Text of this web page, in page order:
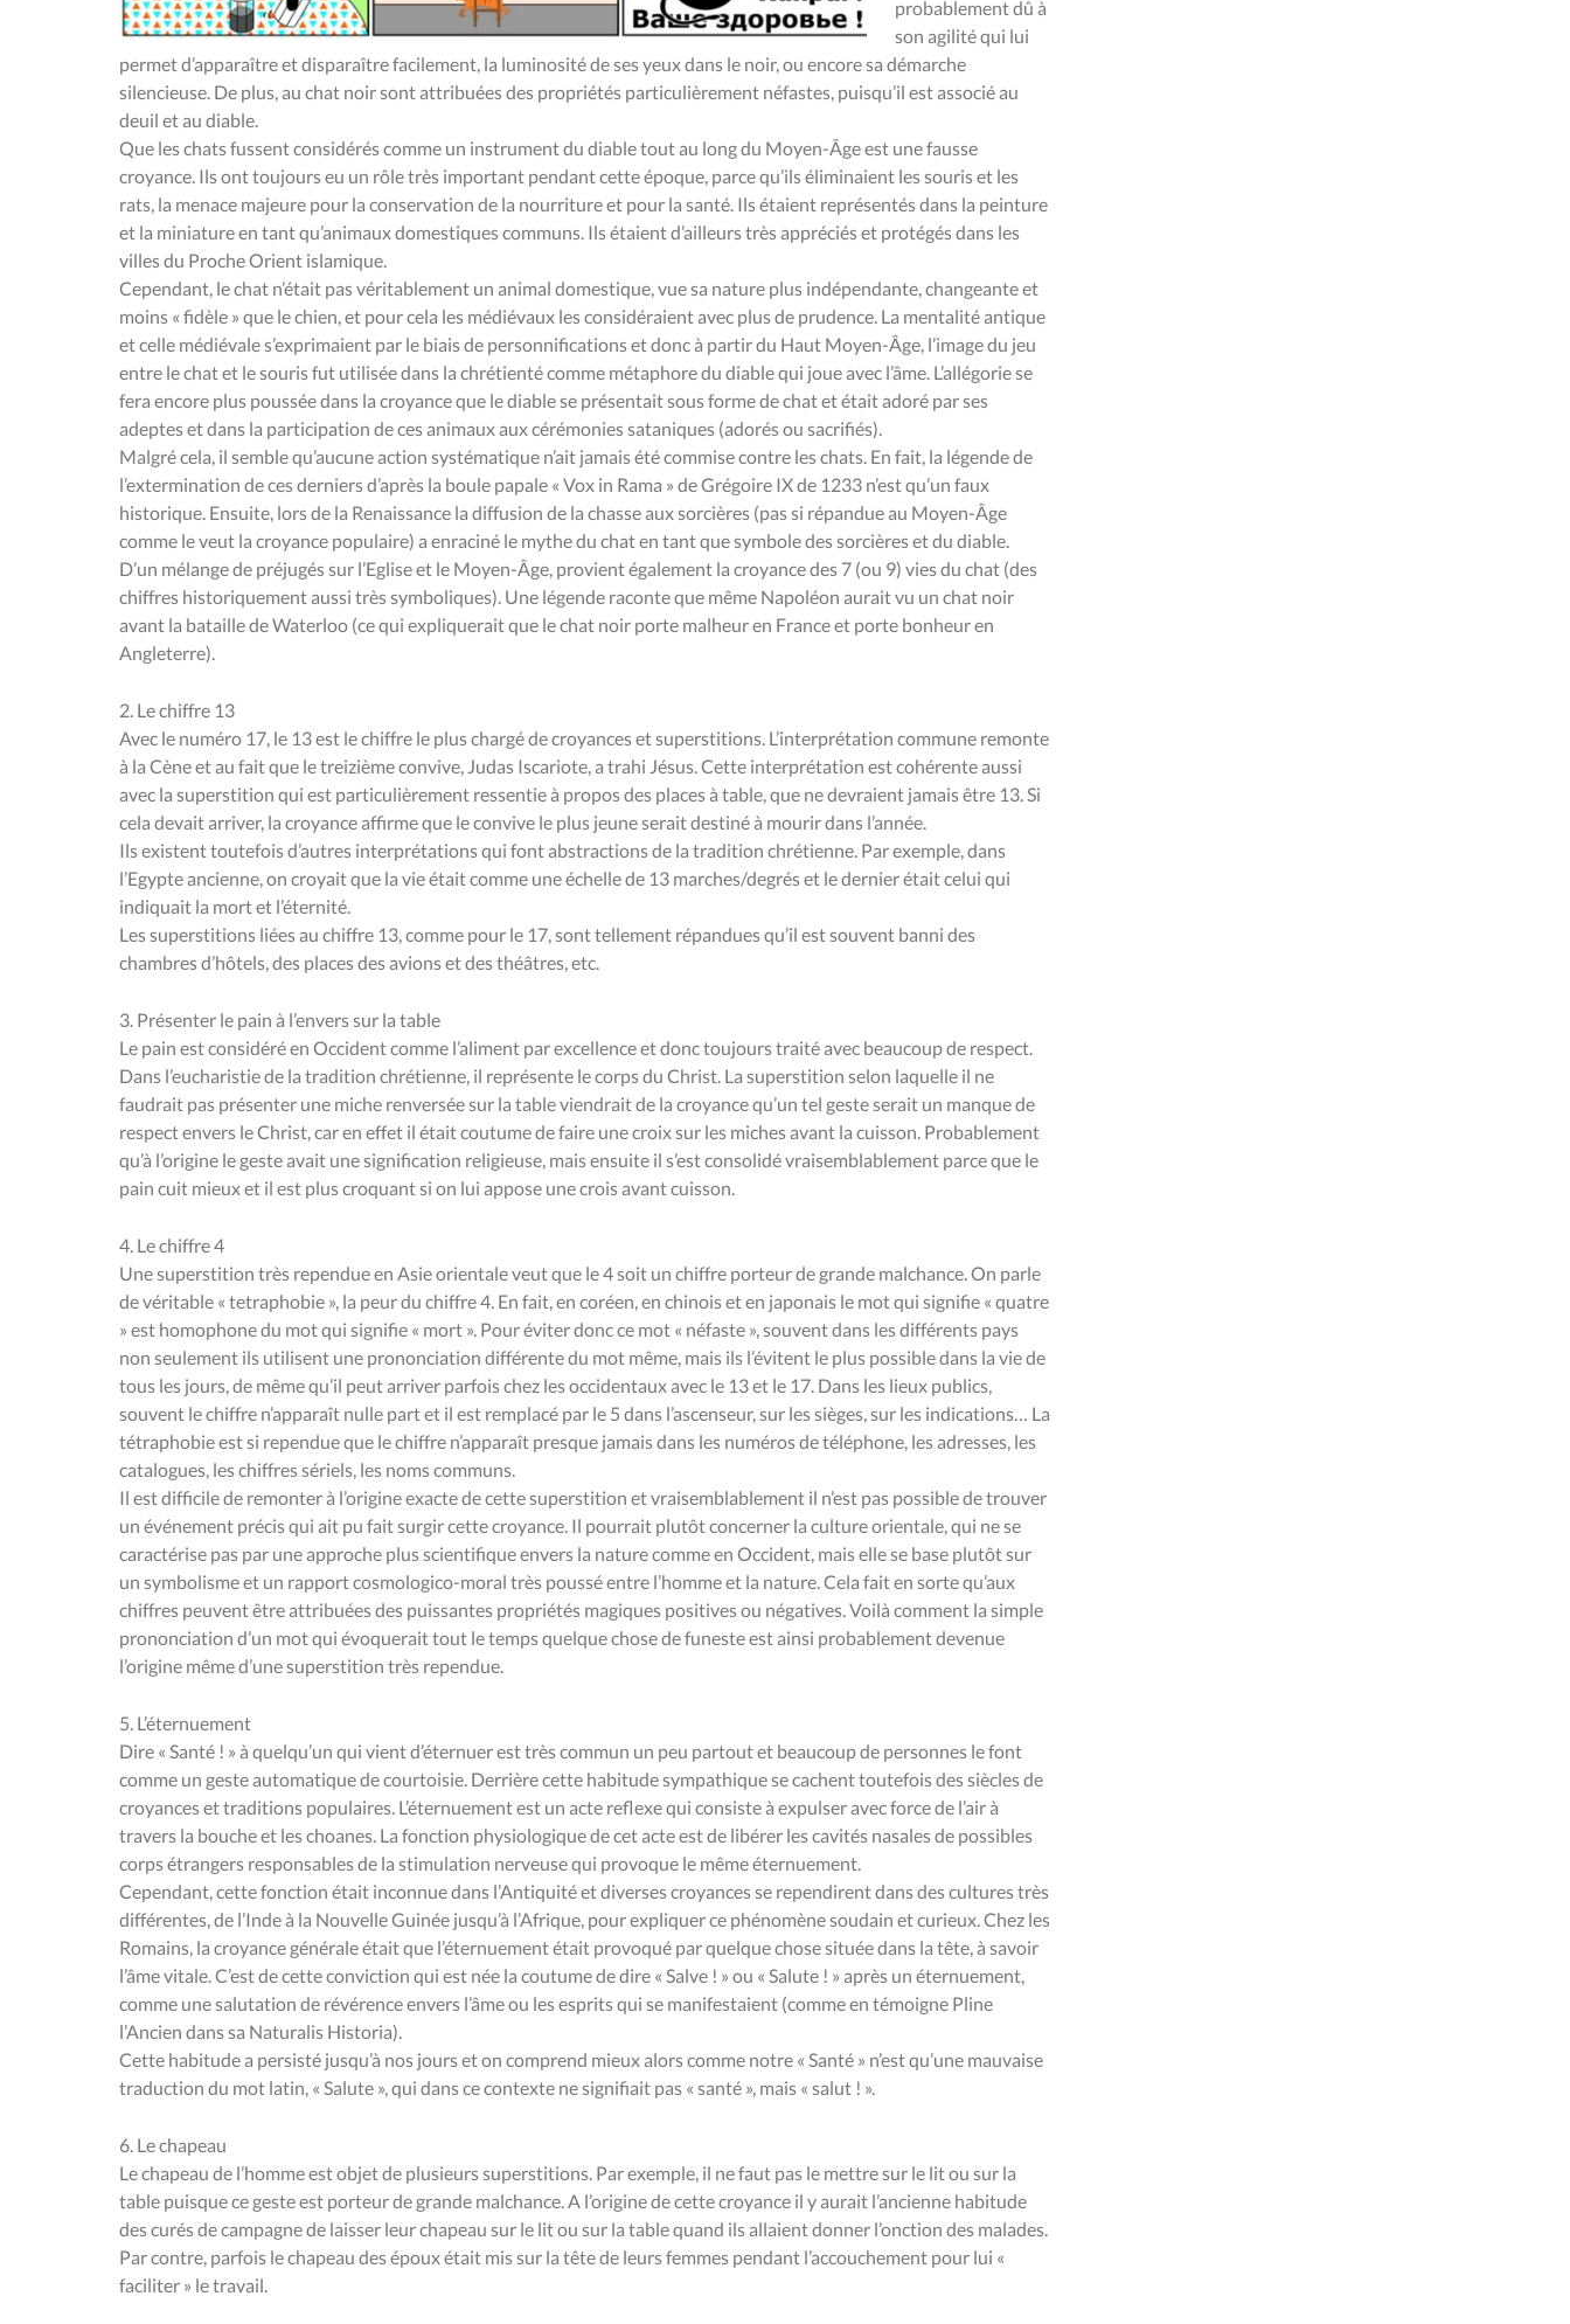
probablement dû à
son agilité qui lui
permet d’apparaître et disparaître facilement, la luminosité de ses yeux dans le noir, ou encore sa démarche
silencieuse. De plus, au chat noir sont attribuées des propriétés particulièrement néfastes, puisqu’il est associé au
deuil et au diable.
Que les chats fussent considérés comme un instrument du diable tout au long du Moyen-Âge est une fausse
croyance. Ils ont toujours eu un rôle très important pendant cette époque, parce qu’ils éliminaient les souris et les
rats, la menace majeure pour la conservation de la nourriture et pour la santé. Ils étaient représentés dans la peinture
et la miniature en tant qu’animaux domestiques communs. Ils étaient d’ailleurs très appréciés et protégés dans les
villes du Proche Orient islamique.
Cependant, le chat n’était pas véritablement un animal domestique, vue sa nature plus indépendante, changeante et
moins « fidèle » que le chien, et pour cela les médiévaux les considéraient avec plus de prudence. La mentalité antique
et celle médiévale s’exprimaient par le biais de personnifications et donc à partir du Haut Moyen-Âge, l’image du jeu
entre le chat et le souris fut utilisée dans la chrétienté comme métaphore du diable qui joue avec l’âme. L’allégorie se
fera encore plus poussée dans la croyance que le diable se présentait sous forme de chat et était adoré par ses
adeptes et dans la participation de ces animaux aux cérémonies sataniques (adorés ou sacrifiés).
Malgré cela, il semble qu’aucune action systématique n’ait jamais été commise contre les chats. En fait, la légende de
l’extermination de ces derniers d’après la boule papale « Vox in Rama » de Grégoire IX de 1233 n’est qu’un faux
historique. Ensuite, lors de la Renaissance la diffusion de la chasse aux sorcières (pas si répandue au Moyen-Âge
comme le veut la croyance populaire) a enraciné le mythe du chat en tant que symbole des sorcières et du diable.
D’un mélange de préjugés sur l’Eglise et le Moyen-Âge, provient également la croyance des 7 (ou 9) vies du chat (des
chiffres historiquement aussi très symboliques). Une légende raconte que même Napoléon aurait vu un chat noir
avant la bataille de Waterloo (ce qui expliquerait que le chat noir porte malheur en France et porte bonheur en
Angleterre).
2. Le chiffre 13
Avec le numéro 17, le 13 est le chiffre le plus chargé de croyances et superstitions. L’interprétation commune remonte
à la Cène et au fait que le treizième convive, Judas Iscariote, a trahi Jésus. Cette interprétation est cohérente aussi
avec la superstition qui est particulièrement ressentie à propos des places à table, que ne devraient jamais être 13. Si
cela devait arriver, la croyance affirme que le convive le plus jeune serait destiné à mourir dans l’année.
Ils existent toutefois d’autres interprétations qui font abstractions de la tradition chrétienne. Par exemple, dans
l’Egypte ancienne, on croyait que la vie était comme une échelle de 13 marches/degrés et le dernier était celui qui
indiquait la mort et l’éternité.
Les superstitions liées au chiffre 13, comme pour le 17, sont tellement répandues qu’il est souvent banni des
chambres d’hôtels, des places des avions et des théâtres, etc.
3. Présenter le pain à l’envers sur la table
Le pain est considéré en Occident comme l’aliment par excellence et donc toujours traité avec beaucoup de respect.
Dans l’eucharistie de la tradition chrétienne, il représente le corps du Christ. La superstition selon laquelle il ne
faudrait pas présenter une miche renversée sur la table viendrait de la croyance qu’un tel geste serait un manque de
respect envers le Christ, car en effet il était coutume de faire une croix sur les miches avant la cuisson. Probablement
qu’à l’origine le geste avait une signification religieuse, mais ensuite il s’est consolidé vraisemblablement parce que le
pain cuit mieux et il est plus croquant si on lui appose une crois avant cuisson.
4. Le chiffre 4
Une superstition très rependue en Asie orientale veut que le 4 soit un chiffre porteur de grande malchance. On parle
de véritable « tetraphobie », la peur du chiffre 4. En fait, en coréen, en chinois et en japonais le mot qui signifie « quatre
» est homophone du mot qui signifie « mort ». Pour éviter donc ce mot « néfaste », souvent dans les différents pays
non seulement ils utilisent une prononciation différente du mot même, mais ils l’évitent le plus possible dans la vie de
tous les jours, de même qu’il peut arriver parfois chez les occidentaux avec le 13 et le 17. Dans les lieux publics,
souvent le chiffre n’apparaît nulle part et il est remplacé par le 5 dans l’ascenseur, sur les sièges, sur les indications… La
tétraphobie est si rependue que le chiffre n’apparaît presque jamais dans les numéros de téléphone, les adresses, les
catalogues, les chiffres sériels, les noms communs.
Il est difficile de remonter à l’origine exacte de cette superstition et vraisemblablement il n’est pas possible de trouver
un événement précis qui ait pu fait surgir cette croyance. Il pourrait plutôt concerner la culture orientale, qui ne se
caractérise pas par une approche plus scientifique envers la nature comme en Occident, mais elle se base plutôt sur
un symbolisme et un rapport cosmologico-moral très poussé entre l’homme et la nature. Cela fait en sorte qu’aux
chiffres peuvent être attribuées des puissantes propriétés magiques positives ou négatives. Voilà comment la simple
prononciation d’un mot qui évoquerait tout le temps quelque chose de funeste est ainsi probablement devenue
l’origine même d’une superstition très rependue.
5. L’éternuement
Dire « Santé ! » à quelqu’un qui vient d’éternuer est très commun un peu partout et beaucoup de personnes le font
comme un geste automatique de courtoisie. Derrière cette habitude sympathique se cachent toutefois des siècles de
croyances et traditions populaires. L’éternuement est un acte reflexe qui consiste à expulser avec force de l’air à
travers la bouche et les choanes. La fonction physiologique de cet acte est de libérer les cavités nasales de possibles
corps étrangers responsables de la stimulation nerveuse qui provoque le même éternuement.
Cependant, cette fonction était inconnue dans l’Antiquité et diverses croyances se rependirent dans des cultures très
différentes, de l’Inde à la Nouvelle Guinée jusqu’à l’Afrique, pour expliquer ce phénomène soudain et curieux. Chez les
Romains, la croyance générale était que l’éternuement était provoqué par quelque chose située dans la tête, à savoir
l’âme vitale. C’est de cette conviction qui est née la coutume de dire « Salve ! » ou « Salute ! » après un éternuement,
comme une salutation de révérence envers l’âme ou les esprits qui se manifestaient (comme en témoigne Pline
l’Ancien dans sa Naturalis Historia).
Cette habitude a persisté jusqu’à nos jours et on comprend mieux alors comme notre « Santé » n’est qu’une mauvaise
traduction du mot latin, « Salute », qui dans ce contexte ne signifiait pas « santé », mais « salut ! ».
6. Le chapeau
Le chapeau de l’homme est objet de plusieurs superstitions. Par exemple, il ne faut pas le mettre sur le lit ou sur la
table puisque ce geste est porteur de grande malchance. A l’origine de cette croyance il y aurait l’ancienne habitude
des curés de campagne de laisser leur chapeau sur le lit ou sur la table quand ils allaient donner l’onction des malades.
Par contre, parfois le chapeau des époux était mis sur la tête de leurs femmes pendant l’accouchement pour lui «
faciliter » le travail.